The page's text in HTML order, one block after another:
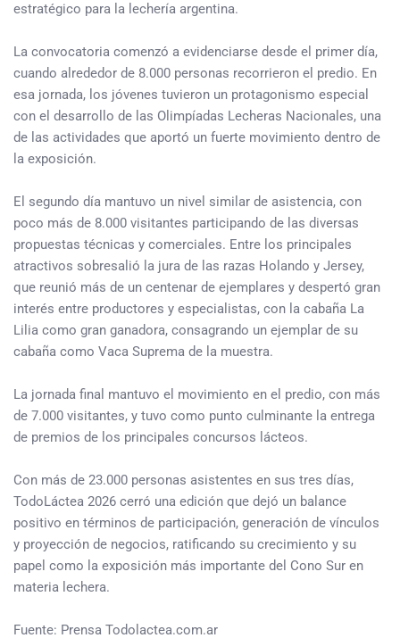
estratégico para la lechería argentina.
La convocatoria comenzó a evidenciarse desde el primer día,
cuando alrededor de 8.000 personas recorrieron el predio. En
esa jornada, los jóvenes tuvieron un protagonismo especial
con el desarrollo de las Olimpíadas Lecheras Nacionales, una
de las actividades que aportó un fuerte movimiento dentro de
la exposición.
El segundo día mantuvo un nivel similar de asistencia, con
poco más de 8.000 visitantes participando de las diversas
propuestas técnicas y comerciales. Entre los principales
atractivos sobresalió la jura de las razas Holando y Jersey,
que reunió más de un centenar de ejemplares y despertó gran
interés entre productores y especialistas, con la cabaña La
Lilia como gran ganadora, consagrando un ejemplar de su
cabaña como Vaca Suprema de la muestra.
La jornada final mantuvo el movimiento en el predio, con más
de 7.000 visitantes, y tuvo como punto culminante la entrega
de premios de los principales concursos lácteos.
Con más de 23.000 personas asistentes en sus tres días,
TodoLáctea 2026 cerró una edición que dejó un balance
positivo en términos de participación, generación de vínculos
y proyección de negocios, ratificando su crecimiento y su
papel como la exposición más importante del Cono Sur en
materia lechera.
Fuente: Prensa Todolactea.com.ar